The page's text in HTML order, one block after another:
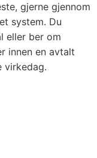
gjerne gjennom
system. Du
eller ber om
innen en avtalt
virkedag.